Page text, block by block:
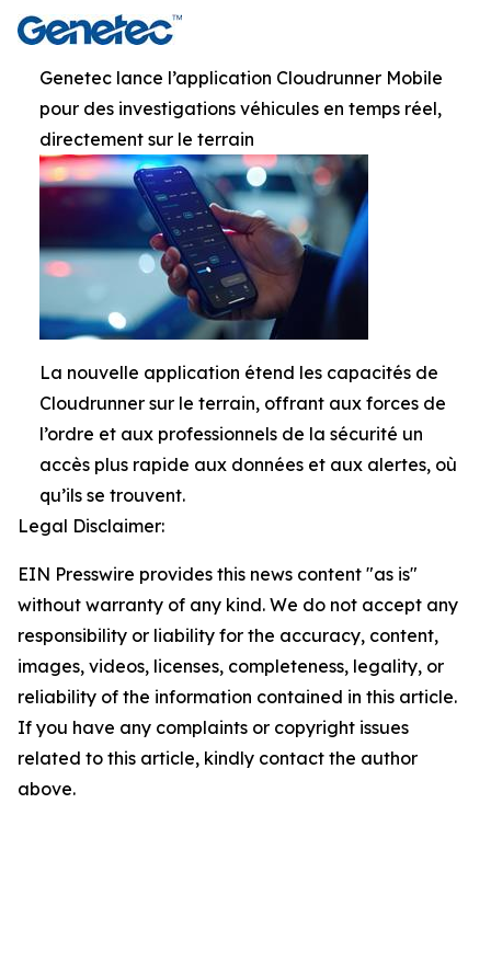
Genetec lance l’application Cloudrunner Mobile
pour des investigations véhicules en temps réel,
directement sur le terrain
La nouvelle application étend les capacités de
Cloudrunner sur le terrain, offrant aux forces de
l’ordre et aux professionnels de la sécurité un
accès plus rapide aux données et aux alertes, où
qu’ils se trouvent.
Legal Disclaimer:
EIN Presswire provides this news content "as is"
without warranty of any kind. We do not accept any
responsibility or liability for the accuracy, content,
images, videos, licenses, completeness, legality, or
reliability of the information contained in this article.
If you have any complaints or copyright issues
related to this article, kindly contact the author
above.